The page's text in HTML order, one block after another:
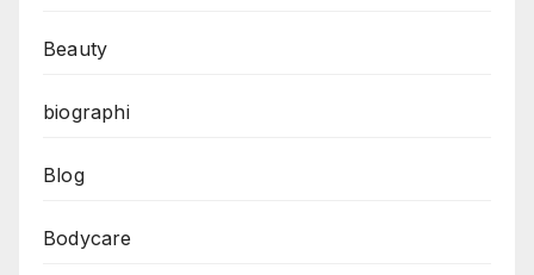
Beauty
biographi
Blog
Bodycare